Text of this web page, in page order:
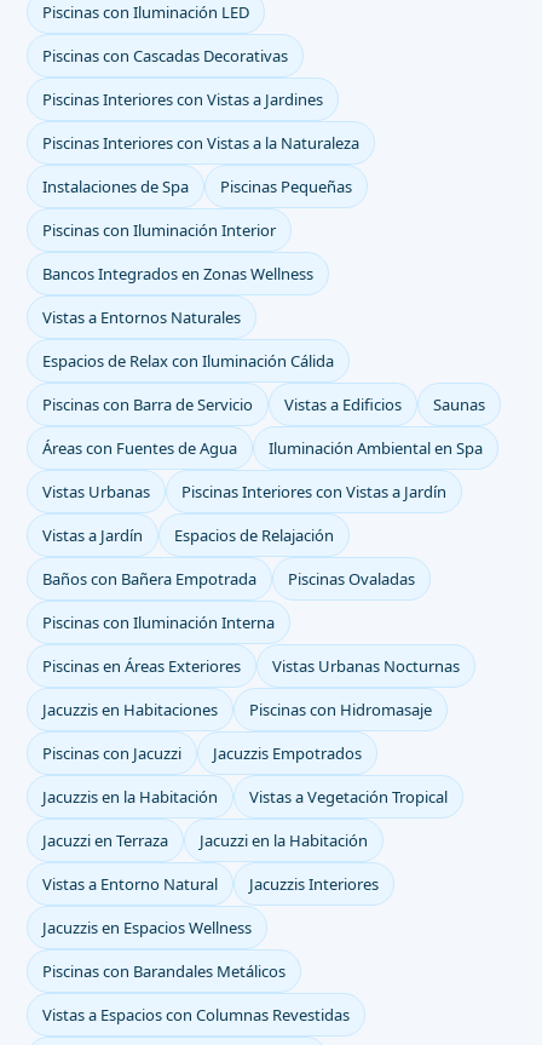
Piscinas con Iluminación LED
Piscinas con Cascadas Decorativas
Piscinas Interiores con Vistas a Jardines
Piscinas Interiores con Vistas a la Naturaleza
Instalaciones de Spa
Piscinas Pequeñas
Piscinas con Iluminación Interior
Bancos Integrados en Zonas Wellness
Vistas a Entornos Naturales
Espacios de Relax con Iluminación Cálida
Piscinas con Barra de Servicio
Vistas a Edificios
Saunas
Áreas con Fuentes de Agua
Iluminación Ambiental en Spa
Vistas Urbanas
Piscinas Interiores con Vistas a Jardín
Vistas a Jardín
Espacios de Relajación
Baños con Bañera Empotrada
Piscinas Ovaladas
Piscinas con Iluminación Interna
Piscinas en Áreas Exteriores
Vistas Urbanas Nocturnas
Jacuzzis en Habitaciones
Piscinas con Hidromasaje
Piscinas con Jacuzzi
Jacuzzis Empotrados
Jacuzzis en la Habitación
Vistas a Vegetación Tropical
Jacuzzi en Terraza
Jacuzzi en la Habitación
Vistas a Entorno Natural
Jacuzzis Interiores
Jacuzzis en Espacios Wellness
Piscinas con Barandales Metálicos
Vistas a Espacios con Columnas Revestidas